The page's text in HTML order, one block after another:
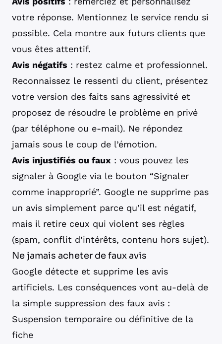
votre réponse. Mentionnez le service rendu si
possible. Cela montre aux futurs clients que
vous êtes attentif.
Avis négatifs : restez calme et professionnel.
Reconnaissez le ressenti du client, présentez
votre version des faits sans agressivité et
proposez de résoudre le problème en privé
(par téléphone ou e-mail). Ne répondez
jamais sous le coup de l’émotion.
Avis injustifiés ou faux : vous pouvez les
signaler à Google via le bouton “Signaler
comme inapproprié”. Google ne supprime pas
un avis simplement parce qu’il est négatif,
mais il retire ceux qui violent ses règles
(spam, conflit d’intérêts, contenu hors sujet).
Ne jamais acheter de faux avis
Google détecte et supprime les avis
artificiels. Les conséquences vont au-delà de
la simple suppression des faux avis :
Suspension temporaire ou définitive de la
fiche